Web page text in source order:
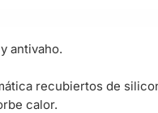
antivaho.
recubiertos de
calor.